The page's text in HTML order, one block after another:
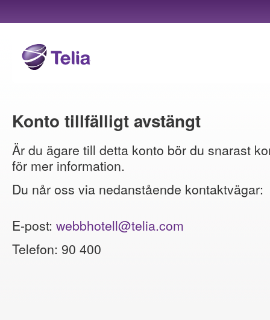
Konto tillfälligt avstängt
Är du ägare till detta konto bör du snarast
för mer information.
Du når oss via nedanstående kontaktvägar:
E-post: webbhotell@telia.com
Telefon: 90 400